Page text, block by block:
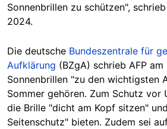
Sonnenbrillen zu schützen",
2024.
Die deutsche Bundeszentrale für
Aufklärung (BZgA) schrieb AFP am
Sonnenbrillen "zu den wichtigsten
Sommer gehören. Zum Schutz vor
die Brille "dicht am Kopf sitzen"
Seitenschutz" bieten. Zudem sei